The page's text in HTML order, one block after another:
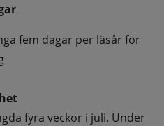
fem dagar per läsår för
fyra veckor i juli. Under